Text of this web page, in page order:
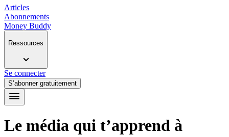
Articles
Abonnements
Money Buddy
Ressources
Se connecter
S’abonner gratuitement
Le média qui t’apprend à